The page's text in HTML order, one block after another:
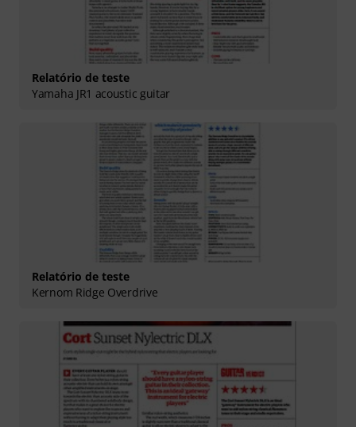
Relatório de teste
Yamaha JR1 acoustic guitar
Relatório de teste
Kernom Ridge Overdrive